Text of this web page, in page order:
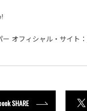
オフィシャル・サイト：
SHARE